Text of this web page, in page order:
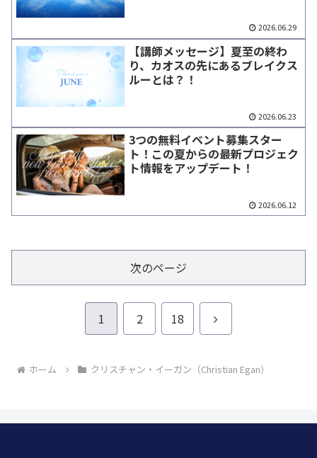
2026.06.29
【講師メッセージ】夏至の終わ
り、カオスの先にあるブレイクス
ルーとは？！
2026.06.23
3つの無料イベント募集スター
ト！この夏からの最新プロジェク
ト情報をアップデート！
2026.06.12
次のページ
1 2 18
次
ホーム クリスチャン・イーガン（Christian Egan）